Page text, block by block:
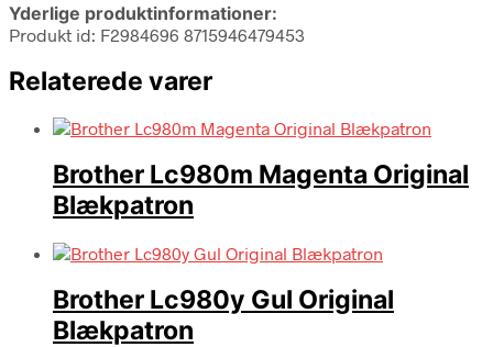
Yderlige produktinformationer:
Produkt id: F2984696 8715946479453
Relaterede varer
Brother Lc980m Magenta Original
Blækpatron
Brother Lc980y Gul Original
Blækpatron